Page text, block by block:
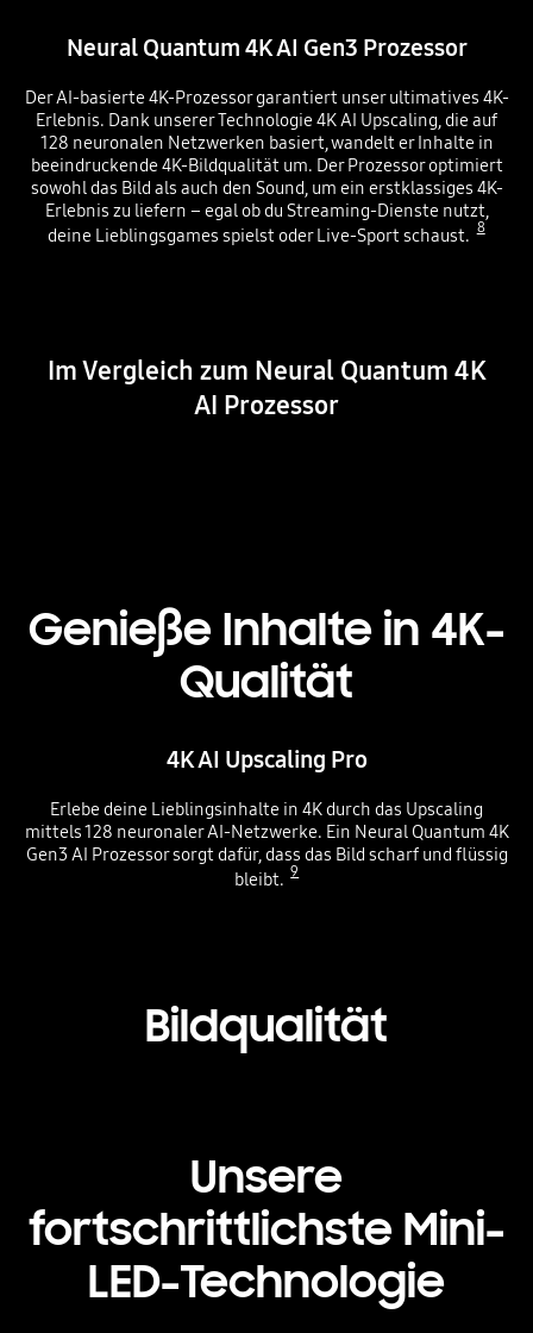
Neural Quantum 4K AI Gen3 Prozessor
Der AI-basierte 4K-Prozessor garantiert unser ultimatives 4K-
Erlebnis. Dank unserer Technologie 4K AI Upscaling, die auf
128 neuronalen Netzwerken basiert, wandelt er Inhalte in
beeindruckende 4K-Bildqualität um. Der Prozessor optimiert
sowohl das Bild als auch den Sound, um ein erstklassiges 4K-
Erlebnis zu liefern – egal ob du Streaming-Dienste nutzt,
deine Lieblingsgames spielst oder Live-Sport schaust. 8
Im Vergleich zum Neural Quantum 4K
AI Prozessor
Genieße Inhalte in 4K-
Qualität
4K AI Upscaling Pro
Erlebe deine Lieblingsinhalte in 4K durch das Upscaling
mittels 128 neuronaler AI-Netzwerke. Ein Neural Quantum 4K
Gen3 AI Prozessor sorgt dafür, dass das Bild scharf und flüssig
bleibt. 9
Bildqualität
Unsere
fortschrittlichste Mini-
LED-Technologie